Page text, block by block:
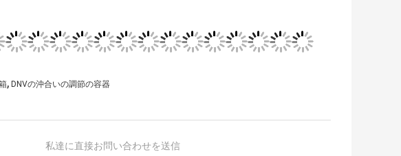
, DNVの沖合いの調節の容器
私達に直接お問い合わせを送信